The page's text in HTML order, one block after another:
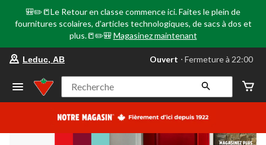
🎒✏️📒Le Retour en classe commence ici. Faites le plein de
fournitures scolaires, d'articles technologiques, de sacs à dos et
plus.📒✏️🎒 Magasinez maintenant
votre
préféré
Leduc,
AB,
courament
Fermeture
Leduc, AB Ouvert ⋅ Fermeture à 22:00
Recherche